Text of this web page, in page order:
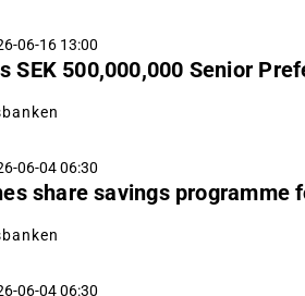
06-16 13:00
SEK 500,000,000 Senior
06-04 06:30
share savings programme
06-04 06:30